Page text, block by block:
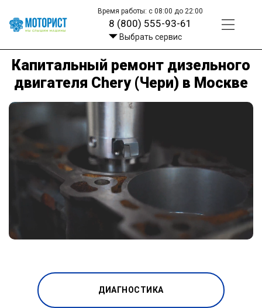
Время работы: с 08:00 до 22:00
8 (800) 555-93-61
Выбрать сервис
Капитальный ремонт дизельного
двигателя Chery (Чери) в Москве
ДИАГНОСТИКА